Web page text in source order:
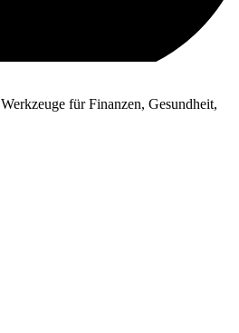
für Finanzen, Gesundheit,